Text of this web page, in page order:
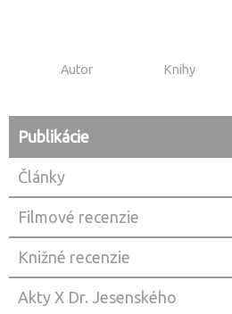
Autor Knihy
Publikácie
Články
Filmové recenzie
Knižné recenzie
Akty X Dr. Jesenského